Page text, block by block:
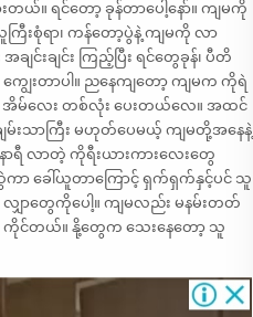
။ ရင်တော့ ခုန်တာပေါ့နော်။ ကျမကို
ြီးစုံရာ၊ ကန်တော့ပွဲနဲ့ ကျမကို လာ
င်းချင်း ကြည့်ပြီး ရင်တွေခုန်၊ ပီတိ
ျွေးတာပါ။ ညနေကျတော့ ကျမက ကိုရဲ
မ်လေး တစ်လုံး ပေးတယ်လေ။ အထင်
မ်းသာကြီး မဟုတ်ပေမယ့် ကျမတို့အနေနဲ့
ရီ လာတဲ့ ကိုရီးယားကားလေးတွေ
ာ ခေါ်ယူတာကြောင့် ရှက်ရှက်နှင့်ပင် သူ
ျှာတွေကိုပေါ့။ ကျမလည်း မနမ်းတတ်
ကိုင်တယ်။ နို့တွေက သေးနေတော့ သူ